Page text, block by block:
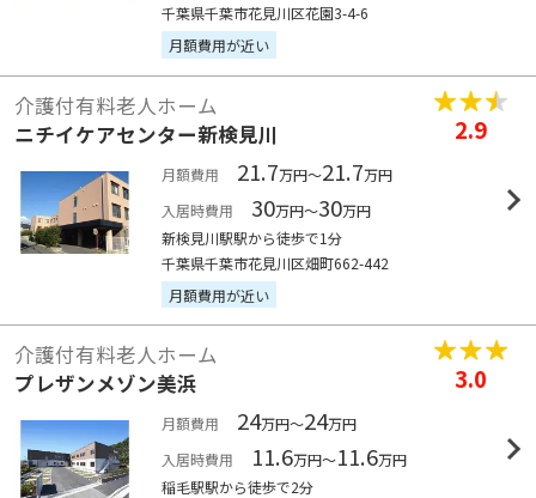
千葉県千葉市花見川区花園3-4-6
月額費用が近い
介護付有料老人ホーム
ニチイケアセンター新検見川
2.9
月額費用 21.7万円～21.7万円
入居時費用
30万円～30万円
新検見川駅駅から徒歩で1分
千葉県千葉市花見川区畑町662-442
月額費用が近い
介護付有料老人ホーム
プレザンメゾン美浜
3.0
月額費用 24万円～24万円
入居時費用
11.6万円～11.6万円
稲毛駅駅から徒歩で2分